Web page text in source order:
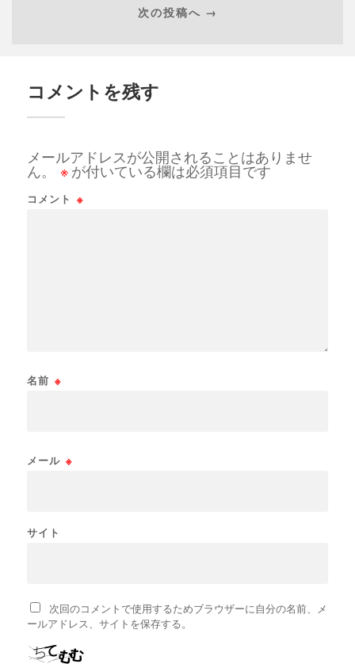
次の投稿へ →
コメントを残す
メールアドレスが公開されることはありませ
ん。
※ が付いている欄は必須項目です
コメント ※
名前 ※
メール ※
サイト
次回のコメントで使用するためブラウザーに自分の名前、メ
ールアドレス、サイトを保存する。